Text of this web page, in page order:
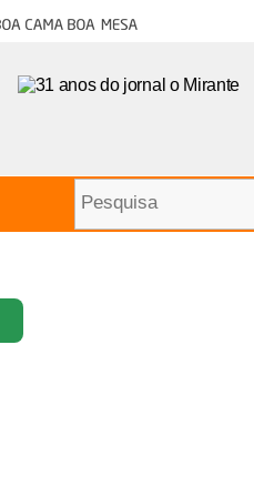
cama boa mesa